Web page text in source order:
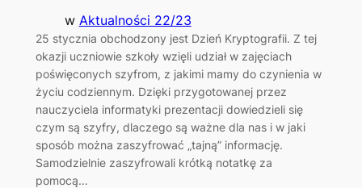
w Aktualności 22/23
25 stycznia obchodzony jest Dzień Kryptografii. Z tej
okazji uczniowie szkoły wzięli udział w zajęciach
poświęconych szyfrom, z jakimi mamy do czynienia w
życiu codziennym. Dzięki przygotowanej przez
nauczyciela informatyki prezentacji dowiedzieli się
czym są szyfry, dlaczego są ważne dla nas i w jaki
sposób można zaszyfrować „tajną” informację.
Samodzielnie zaszyfrowali krótką notatkę za
pomocą…